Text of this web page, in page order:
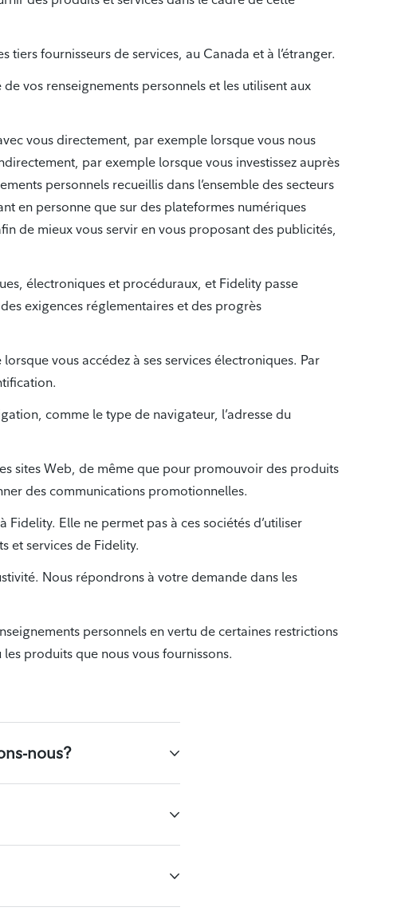
fournisseurs de services, au Canada et à l’étranger.
vos renseignements personnels et les utilisent aux
vous directement, par exemple lorsque vous nous
par exemple lorsque vous investissez auprès
personnels recueillis dans l’ensemble des secteurs
en personne que sur des plateformes numériques
de mieux vous servir en vous proposant des publicités,
électroniques et procéduraux, et Fidelity passe
exigences réglementaires et des progrès
vous accédez à ses services électroniques. Par
comme le type de navigateur, l’adresse du
sites Web, de même que pour promouvoir des produits
des communications promotionnelles.
Elle ne permet pas à ces sociétés d’utiliser
et services de Fidelity.
Nous répondrons à votre demande dans les
personnels en vertu de certaines restrictions
produits que nous vous fournissons.
nous?